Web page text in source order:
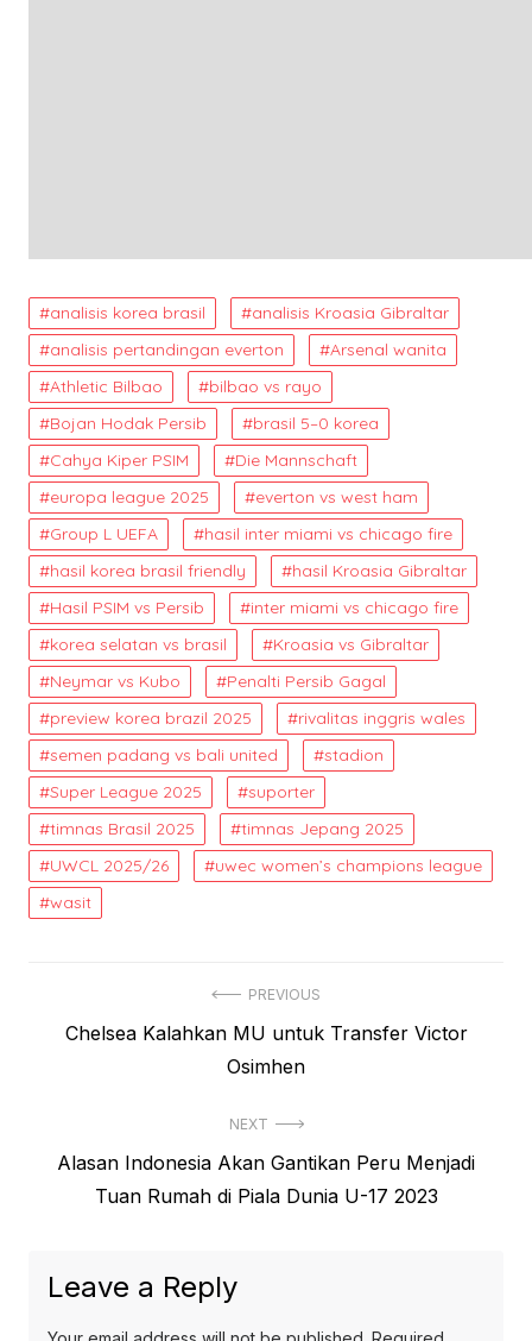
analisis korea brasil
analisis Kroasia Gibraltar
analisis pertandingan everton
Arsenal wanita
Athletic Bilbao
bilbao vs rayo
Bojan Hodak Persib
brasil 5–0 korea
Cahya Kiper PSIM
Die Mannschaft
europa league 2025
everton vs west ham
Group L UEFA
hasil inter miami vs chicago fire
hasil korea brasil friendly
hasil Kroasia Gibraltar
Hasil PSIM vs Persib
inter miami vs chicago fire
korea selatan vs brasil
Kroasia vs Gibraltar
Neymar vs Kubo
Penalti Persib Gagal
preview korea brazil 2025
rivalitas inggris wales
semen padang vs bali united
stadion
Super League 2025
suporter
timnas Brasil 2025
timnas Jepang 2025
UWCL 2025/26
uwec women’s champions league
wasit
navigation
PREVIOUS
Previous
Chelsea Kalahkan MU untuk Transfer Victor
Osimhen
NEXT
Next
Alasan Indonesia Akan Gantikan Peru Menjadi
Tuan Rumah di Piala Dunia U-17 2023
Leave a Reply